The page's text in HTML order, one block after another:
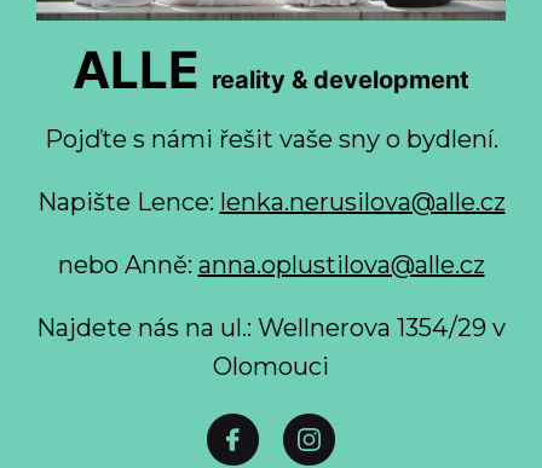
ALLE reality & development
Pojďte s námi řešit vaše sny o bydlení.
Napište Lence: lenka.nerusilova@alle.cz
nebo Anně: anna.oplustilova@alle.cz
Najdete nás na ul.: Wellnerova 1354/29 v
Olomouci